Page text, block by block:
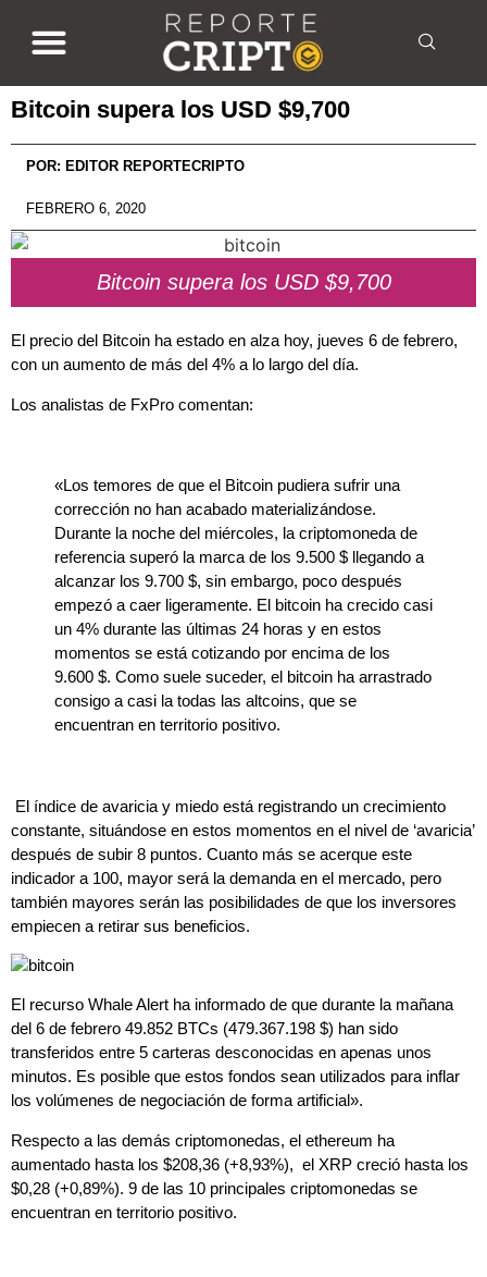
Bitcoin supera los USD $9,700
POR: EDITOR REPORTECRIPTO
FEBRERO 6, 2020
Bitcoin supera los USD $9,700
El precio del Bitcoin ha estado en alza hoy, jueves 6 de febrero,
con un aumento de más del 4% a lo largo del día.
Los analistas de FxPro comentan:
«Los temores de que el Bitcoin pudiera sufrir una
corrección no han acabado materializándose.
Durante la noche del miércoles, la criptomoneda de
referencia superó la marca de los 9.500 $ llegando a
alcanzar los 9.700 $, sin embargo, poco después
empezó a caer ligeramente. El bitcoin ha crecido casi
un 4% durante las últimas 24 horas y en estos
momentos se está cotizando por encima de los
9.600 $. Como suele suceder, el bitcoin ha arrastrado
consigo a casi la todas las altcoins, que se
encuentran en territorio positivo.
El índice de avaricia y miedo está registrando un crecimiento
constante, situándose en estos momentos en el nivel de ‘avaricia’
después de subir 8 puntos. Cuanto más se acerque este
indicador a 100, mayor será la demanda en el mercado, pero
también mayores serán las posibilidades de que los inversores
empiecen a retirar sus beneficios.
El recurso Whale Alert ha informado de que durante la mañana
del 6 de febrero 49.852 BTCs (479.367.198 $) han sido
transferidos entre 5 carteras desconocidas en apenas unos
minutos. Es posible que estos fondos sean utilizados para inflar
los volúmenes de negociación de forma artificial».
Respecto a las demás criptomonedas, el ethereum ha
aumentado hasta los $208,36 (+8,93%), el XRP creció hasta los
$0,28 (+0,89%). 9 de las 10 principales criptomonedas se
encuentran en territorio positivo.